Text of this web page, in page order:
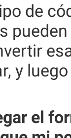
de
y
el